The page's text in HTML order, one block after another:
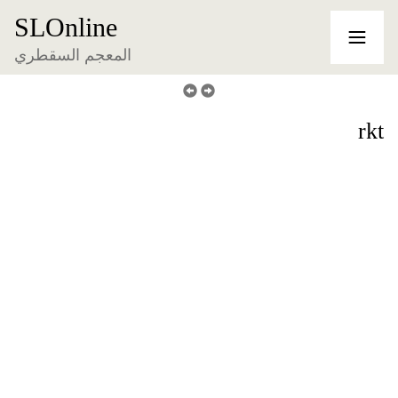
SLOnline
المعجم السقطري
rkt